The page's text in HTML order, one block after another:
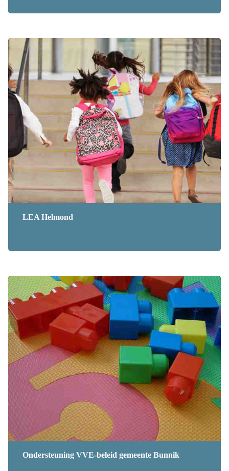
LEA Helmond
Ondersteuning VVE-beleid gemeente Bunnik